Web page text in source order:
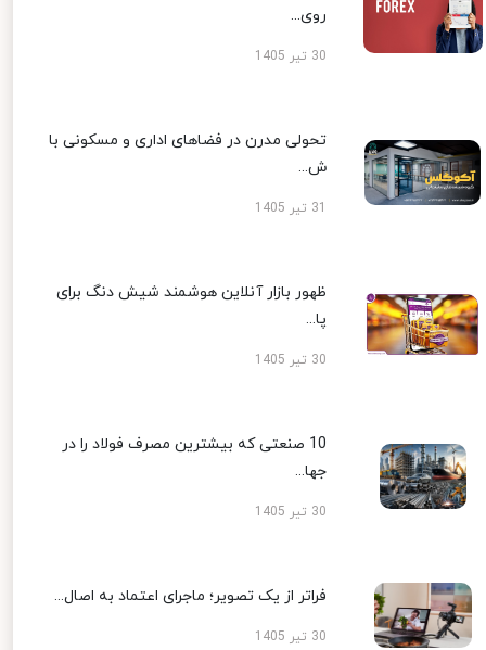
روی...
30 تیر 1405
تحولی مدرن در فضاهای اداری و مسکونی با
ش...
ظهور بازار آنلاین هوشمند شیش دنگ برای
پا...
30 تیر 1405
10 صنعتی که بیشترین مصرف فولاد را در
جها...
30 تیر 1405
فراتر از یک تصویر؛ ماجرای اعتماد به اصال...
30 تیر 1405